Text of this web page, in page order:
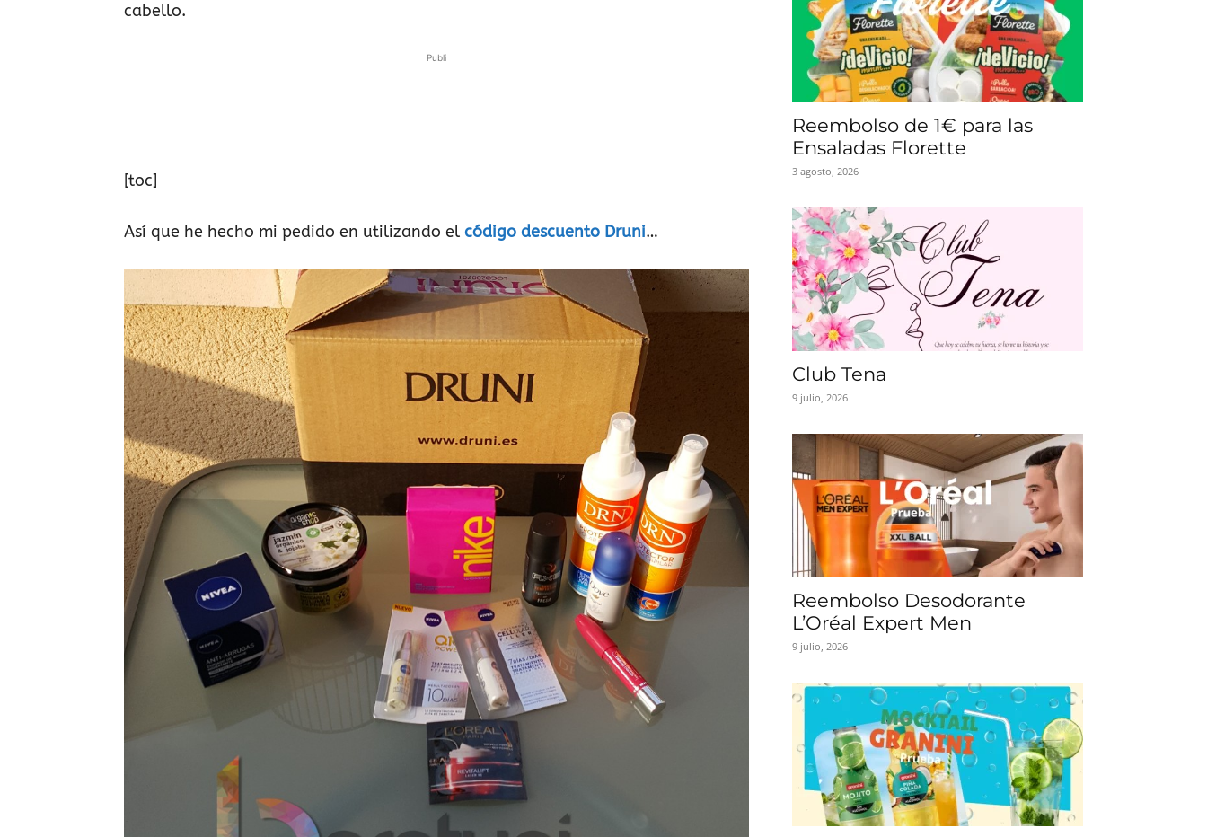
cabello.
Publi
[toc]
Así que he hecho mi pedido en utilizando el código descuento Druni…
Reembolso de 1€ para las
Ensaladas Florette
3 agosto, 2026
Club Tena
9 julio, 2026
Reembolso Desodorante
L’Oréal Expert Men
9 julio, 2026